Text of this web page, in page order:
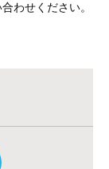
わせください。